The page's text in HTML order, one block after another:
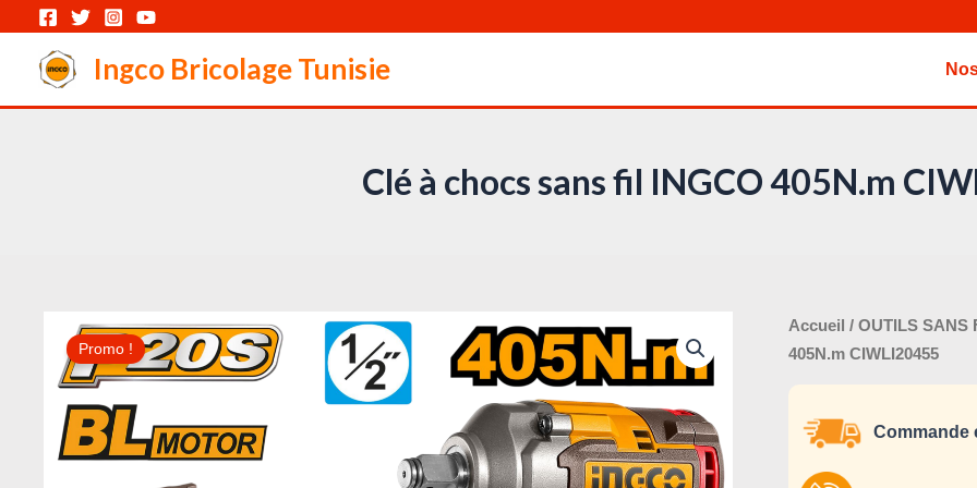
contenu
Ingco Bricolage Tunisie
Clé à chocs sans fil INGCO 405N.m
Promo !
Accueil / OUTILS SANS
405N.m CIWLI20455
Commande
Le
quantité
de
chocs